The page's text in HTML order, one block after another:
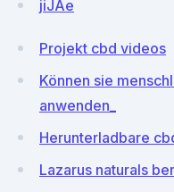
jiJAe
Projekt cbd videos
Können sie
anwenden_
Herunterladbare
Lazarus naturals